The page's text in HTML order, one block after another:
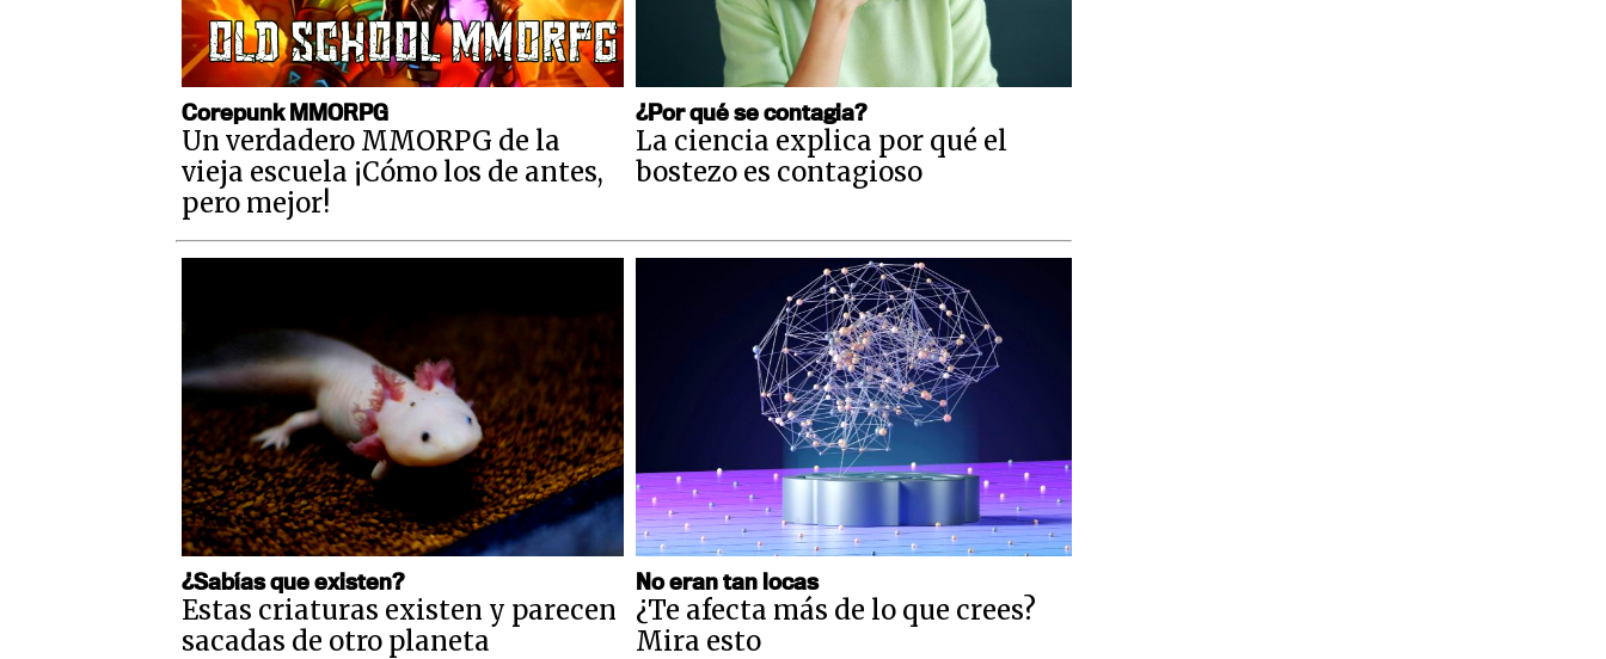
Corepunk MMORPG
Un verdadero MMORPG de la
vieja escuela ¡Cómo los de antes,
pero mejor!
¿Por qué se contagia?
La ciencia explica por qué el
bostezo es contagioso
¿Sabías que existen?
Estas criaturas existen y parecen
sacadas de otro planeta
No eran tan locas
¿Te afecta más de lo que crees?
Mira esto